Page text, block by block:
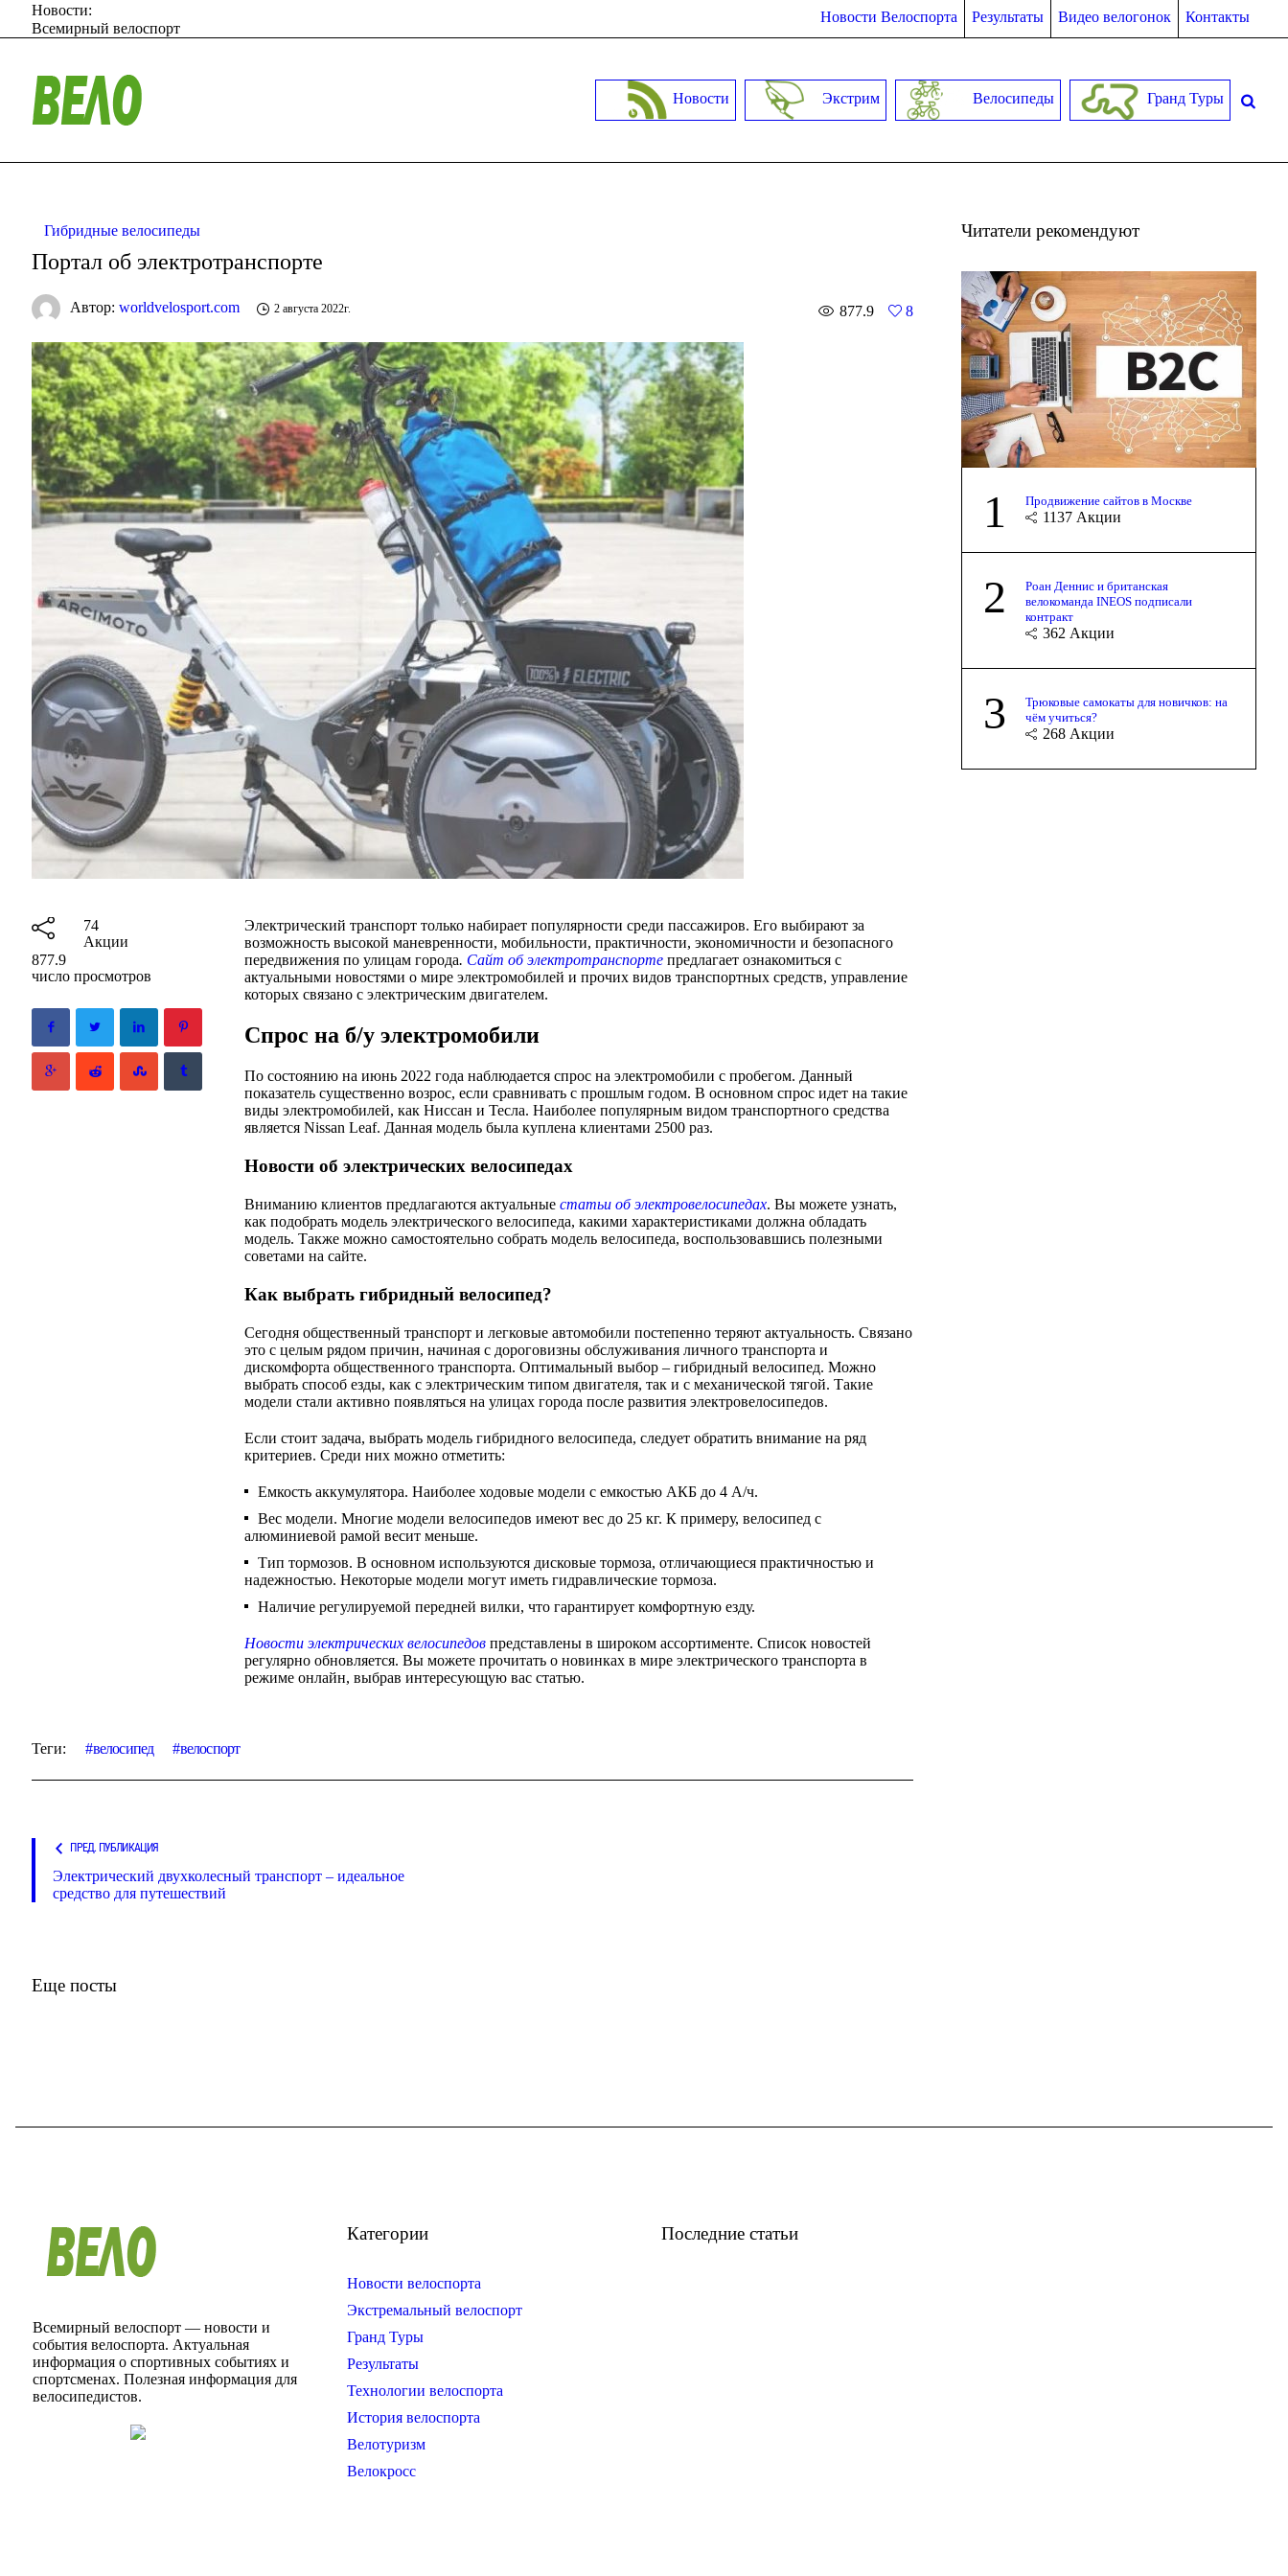
Новости Велоспорта Результаты Видео велогонок Контакты
Новости:
Всемирный велоспорт
Новости Экстрим Велосипеды Гранд Туры
Гибридные велосипеды
Портал об электротранспорте
877.9 8
Автор:worldvelosport.com 2 августа 2022г.
74
Акции
877.9
число просмотров
Электрический транспорт только набирает популярности среди пассажиров. Его выбирают за
возможность высокой маневренности, мобильности, практичности, экономичности и безопасного
передвижения по улицам города. Сайт об электротранспорте предлагает ознакомиться с
актуальными новостями о мире электромобилей и прочих видов транспортных средств, управление
которых связано с электрическим двигателем.
Спрос на б/у электромобили
По состоянию на июнь 2022 года наблюдается спрос на электромобили с пробегом. Данный
показатель существенно возрос, если сравнивать с прошлым годом. В основном спрос идет на такие
виды электромобилей, как Ниссан и Тесла. Наиболее популярным видом транспортного средства
является Nissan Leaf. Данная модель была куплена клиентами 2500 раз.
Новости об электрических велосипедах
Вниманию клиентов предлагаются актуальныестатьи об электровелосипедах. Вы можете узнать,
как подобрать модель электрического велосипеда, какими характеристиками должна обладать
модель. Также можно самостоятельно собрать модель велосипеда, воспользовавшись полезными
советами на сайте.
Как выбрать гибридный велосипед?
Сегодня общественный транспорт и легковые автомобили постепенно теряют актуальность. Связано
это с целым рядом причин, начиная с дороговизны обслуживания личного транспорта и
дискомфорта общественного транспорта. Оптимальный выбор – гибридный велосипед. Можно
выбрать способ езды, как с электрическим типом двигателя, так и с механической тягой. Такие
модели стали активно появляться на улицах города после развития электровелосипедов.
Если стоит задача, выбрать модель гибридного велосипеда, следует обратить внимание на ряд
критериев. Среди них можно отметить:
Емкость аккумулятора. Наиболее ходовые модели с емкостью АКБ до 4 А/ч.
Вес модели. Многие модели велосипедов имеют вес до 25 кг. К примеру, велосипед с
алюминиевой рамой весит меньше.
Тип тормозов. В основном используются дисковые тормоза, отличающиеся практичностью и
надежностью. Некоторые модели могут иметь гидравлические тормоза.
Наличие регулируемой передней вилки, что гарантирует комфортную езду.
Новости электрических велосипедов представлены в широком ассортименте. Список новостей
регулярно обновляется. Вы можете прочитать о новинках в мире электрического транспорта в
режиме онлайн, выбрав интересующую вас статью.
Теги: велосипед велоспорт
ПРЕД. ПУБЛИКАЦИЯ
Электрический двухколесный транспорт – идеальное
средство для путешествий
Еще посты
Читатели рекомендуют
1 Продвижение сайтов в Москве
1137 Акции
2
Роан Деннис и британская
велокоманда INEOS подписали
контракт
362 Акции
3
Трюковые самокаты для новичков: на
чём учиться?
268 Акции
Всемирный велоспорт — новости и
события велоспорта. Актуальная
информация о спортивных событиях и
спортсменах. Полезная информация для
велосипедистов.
Категории
Новости велоспорта
Экстремальный велоспорт
Гранд Туры
Результаты
Технологии велоспорта
История велоспорта
Велотуризм
Велокросс
Последние статьи